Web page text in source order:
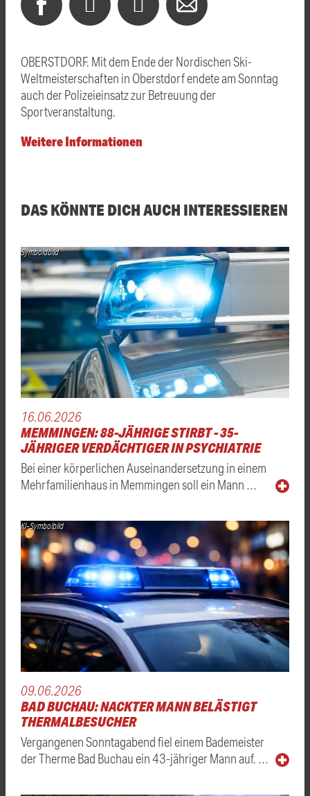
OBERSTDORF. Mit dem Ende der Nordischen Ski-
Weltmeisterschaften in Oberstdorf endete am Sonntag
auch der Polizeieinsatz zur Betreuung der
Sportveranstaltung.
Weitere Informationen
DAS KÖNNTE DICH AUCH INTERESSIEREN
Symboldbild
16.06.2026
MEMMINGEN: 88-JÄHRIGE STIRBT - 35-
JÄHRIGER VERDÄCHTIGER IN PSYCHIATRIE
Bei einer körperlichen Auseinandersetzung in einem
Mehrfamilienhaus in Memmingen soll ein Mann …
KI-Symbolbild
09.06.2026
BAD BUCHAU: NACKTER MANN BELÄSTIGT
THERMALBESUCHER
Vergangenen Sonntagabend fiel einem Bademeister
der Therme Bad Buchau ein 43-jähriger Mann auf. …